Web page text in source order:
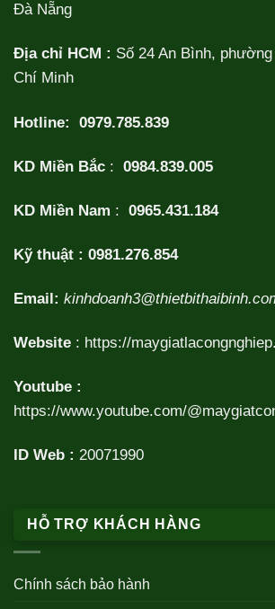
Đà Nẵng
Địa chỉ HCM : Số 24 An Bình,
Chí Minh
Hotline: 0979.785.839
KD Miền Bắc : 0984.839.005
KD Miền Nam : 0965.431.184
Kỹ thuật : 0981.276.854
Email:
Website : https://
Youtube :
https://www.youtube.com/
ID Web : 20071990
HỖ TRỢ KHÁCH HÀNG
Chính sách bảo hành